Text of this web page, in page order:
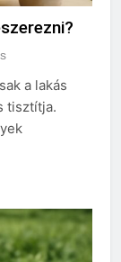
a lakás
tisztítja.